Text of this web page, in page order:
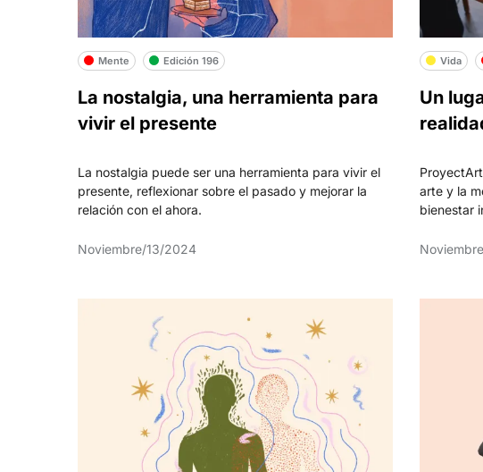
Mente Edición 196
La nostalgia, una herramienta para
vivir el presente
La nostalgia puede ser una herramienta para vivir el
presente, reflexionar sobre el pasado y mejorar la
relación con el ahora.
Noviembre/13/2024
Vida
Un
arte y la
bienestar